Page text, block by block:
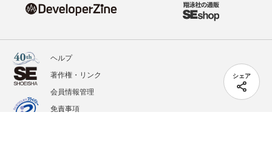
シェア
ヘルプ
著作権・リンク
会員情報管理
免責事項